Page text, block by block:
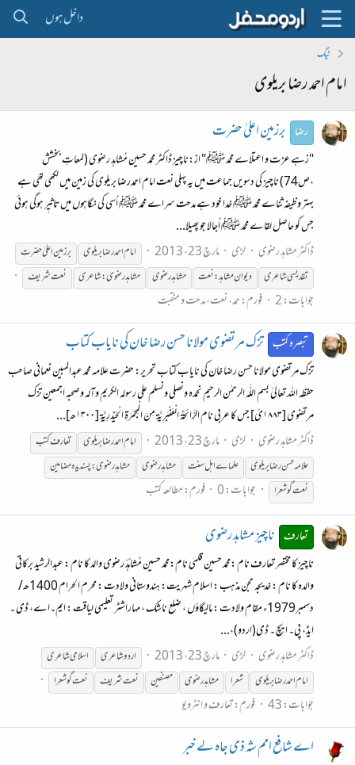
داخل ہوں
ٹیگ
امام احمد رضا بریلوی
رضا برزمین اعلیٰ حضرت
"زہے عزت و اعتلاے محمد ﷺ" از:ناچیز ڈاکٹر محمد حسین مُشاہد رضوی (لمعاتِ بخشش
،ص74) ناچیز کی دسویں جماعت میں یہ پہلی نعت امام احمدرضا بریلوی کی زمین میں لکھی تھی ہے
بہتر وظیفہ ثناے محمد ﷺ خدا خود ہے مدحت سراے محمد ﷺ اُسی کی نگاہوں میں تاثیٖر ہوگی ہوئی
جس کو حاصل لقاے محمد ﷺ اُجالا جو پھیلا...
ڈاکٹر مشاہد رضوی
لڑی مارچ 23، 2013 اماماحمدرضابریلوی
برزمین اعلیٰ حضرت
تقدیسی شاعری
دیوان مشاہد:نعت مشاہد رضوی مشاہدرضوی:شاعری نعت شریف
جوابات: 2 فورم:حمد، نعت، مدحت و منقبت
تبصرہ کتب تزک مرتضوی مولانا حسن رضا خان کی نایاب کتاب
تزک مرتضوی مولانا حسن رضا خان کی نایاب کتاب تحریر: حضرت علامہ محمد عبدالمبین نعمانی صاحب
حفظہ اللہ تعالیٰ بسم اللّٰہ الرحمٰن الرحیم نحمدہ ونصلی ونسلم علی رسولہ الکریم وآلہ وصحبہ اجمعین تزک
مرتضوی [۱۸۸۳ئ] جس کا عربی نام الرَّائِحَۃُ الْعَنْبَرِیَّۃ مِنَ الْمِجمَرَۃِ الْحَیْدَرِیَّۃِ [۱۳۰۰ھ]...
ڈاکٹر مشاہد رضوی
لڑی مارچ 23، 2013 اماماحمدرضابریلوی
تعارف کتب
علامہ حسنرضابریلوی علماے اہل سنت مشاہد رضوی
مشاہدرضوی:پسندیدہ مضامین
نعت گو شعرا
جوابات: 0 فورم:مطالعہ کتب
تعارف ناچیز مشاہد رضوی
ناچیز کا مختصر تعارف نام :محمد حسین قلمی نام:محمد حسین مُشاہدؔ رضوی والد کا نام : عبدالرشید برکاتی
والدہ کا نام : خدیجہ حجن مذہب : اسلام شہریت: ہندوستانی ولادت : محرم الحرام 1400ھ/
دسمبر1979ء مقام ولادت : مالیگاؤں ، ضلع ناشک ، مہاراشٹر تعلیمی لیاقت : ایم۔اے، ڈی ۔
ایڈ، پی۔ ایچ ۔ ڈی(اردو)،...
ڈاکٹر مشاہد رضوی
لڑی مارچ 23، 2013 اردو شاعری
اسلامی شاعری
اماماحمدرضابریلوی شعرا مشاہد رضوی مصنفین نعت شریف نعت گو شعرا
جوابات: 43 فورم:تعارف و انٹرویو
اے شافع امم شہ ذی جاہ لے خبر